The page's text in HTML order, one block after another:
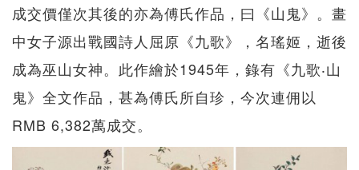
成交價僅次其後的亦為傅氏作品，曰《山鬼》。畫
中女子源出戰國詩人屈原《九歌》，名瑤姬，逝後
成為巫山女神。此作繪於1945年，錄有《九歌‧山
鬼》全文作品，甚為傅氏所自珍，今次連佣以
RMB 6,382萬成交。